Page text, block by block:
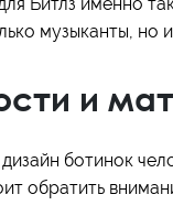
музыканты,
и
ботинок
обратить